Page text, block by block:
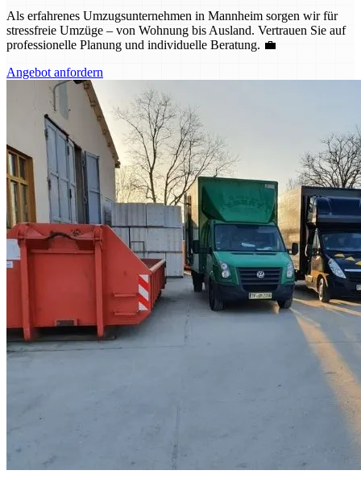
Als erfahrenes Umzugsunternehmen in Mannheim sorgen wir für
stressfreie Umzüge – von Wohnung bis Ausland. Vertrauen Sie auf
professionelle Planung und individuelle Beratung. 💼
Angebot anfordern